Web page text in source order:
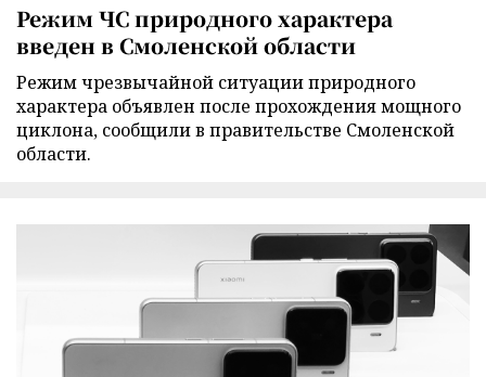
Режим ЧС природного характера
введен в Смоленской области
Режим чрезвычайной ситуации природного
характера объявлен после прохождения мощного
циклона, сообщили в правительстве Смоленской
области.